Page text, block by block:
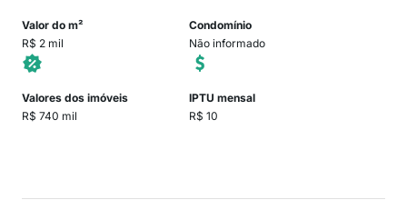
Valor do m²
R$ 2 mil
Condomínio
Não informado
Valores dos imóveis
R$ 740 mil
IPTU mensal
R$ 10